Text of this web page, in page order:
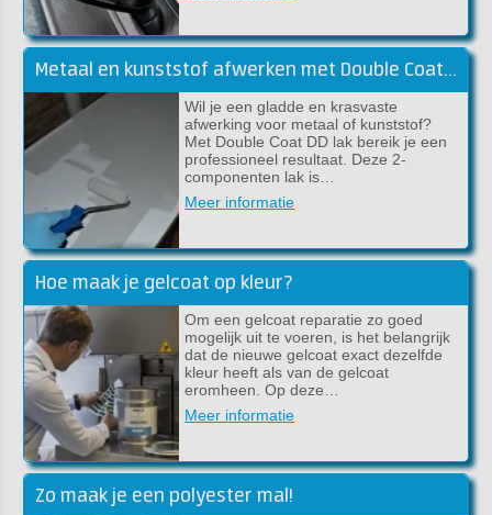
Metaal en kunststof afwerken met Double Coat DD lak
Wil je een gladde en krasvaste
afwerking voor metaal of kunststof?
Met Double Coat DD lak bereik je een
professioneel resultaat. Deze 2-
componenten lak is…
Meer informatie
Hoe maak je gelcoat op kleur?
Om een gelcoat reparatie zo goed
mogelijk uit te voeren, is het belangrijk
dat de nieuwe gelcoat exact dezelfde
kleur heeft als van de gelcoat
eromheen. Op deze…
Meer informatie
Zo maak je een polyester mal!